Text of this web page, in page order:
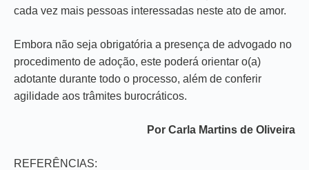
cada vez mais pessoas interessadas neste ato de amor.
Embora não seja obrigatória a presença de advogado no
procedimento de adoção, este poderá orientar o(a)
adotante durante todo o processo, além de conferir
agilidade aos trâmites burocráticos.
Por Carla Martins de Oliveira
REFERÊNCIAS: